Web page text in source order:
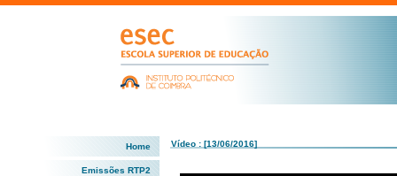
Home
Emissões RTP2
Vídeo : [13/06/2016]